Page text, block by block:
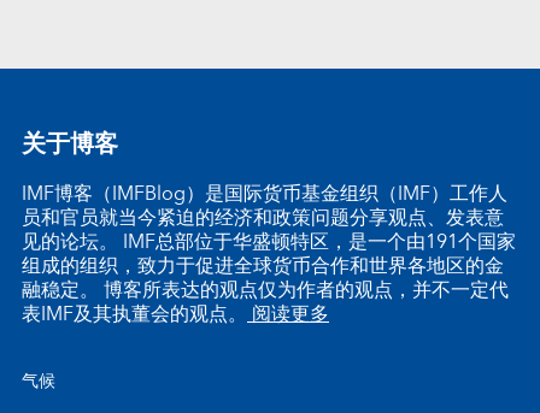
关于博客
IMF博客（IMFBlog）是国际货币基金组织（IMF）工作人
员和官员就当今紧迫的经济和政策问题分享观点、发表意
见的论坛。 IMF总部位于华盛顿特区，是一个由191个国家
组成的组织，致力于促进全球货币合作和世界各地区的金
融稳定。 博客所表达的观点仅为作者的观点，并不一定代
表IMF及其执董会的观点。 阅读更多
气候